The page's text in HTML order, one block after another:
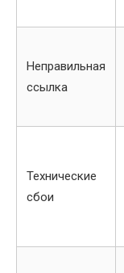
Неправильная
ссылка
Технические
сбои